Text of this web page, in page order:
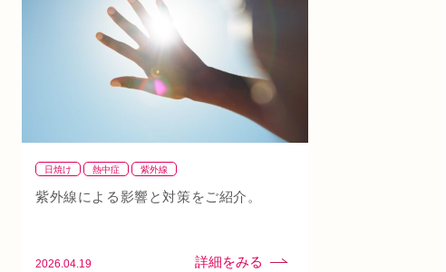
日焼け 熱中症 紫外線
紫外線による影響と対策をご紹介。
2026.04.19